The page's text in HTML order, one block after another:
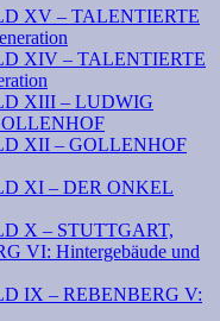
XV – TALENTIERTE
XIV – TALENTIERTE
XIII – LUDWIG
XII – GOLLENHOF
XI – DER ONKEL
X – STUTTGART,
VI: Hintergebäude und
IX – REBENBERG V: